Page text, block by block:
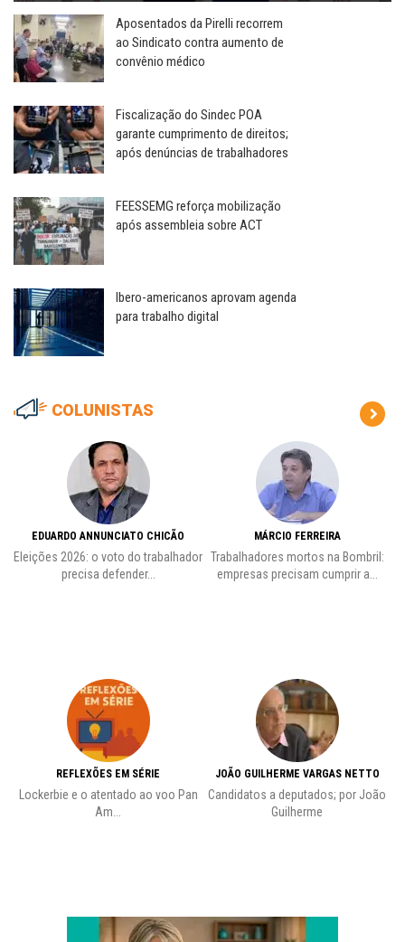
Aposentados da Pirelli recorrem
ao Sindicato contra aumento de
convênio médico
Fiscalização do Sindec POA
garante cumprimento de direitos;
após denúncias de trabalhadores
FEESSEMG reforça mobilização
após assembleia sobre ACT
Ibero-americanos aprovam agenda
para trabalho digital
COLUNISTAS
EDUARDO ANNUNCIATO CHICÃO
Eleições 2026: o voto do trabalhador
precisa defender...
REFLEXÕES EM SÉRIE
Lockerbie e o atentado ao voo Pan
Am...
MÁRCIO FERREIRA
Trabalhadores mortos na Bombril:
empresas precisam cumprir a...
JOÃO GUILHERME VARGAS NETTO
Candidatos a deputados; por João
Guilherme